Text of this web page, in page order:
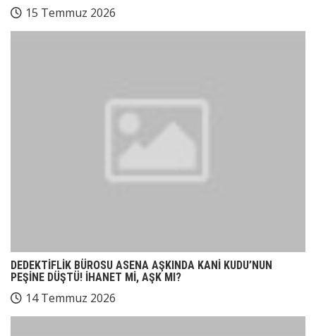
15 Temmuz 2026
DEDEKTİFLİK BÜROSU ASENA AŞKINDA KANİ KUDU’NUN
PEŞİNE DÜŞTÜ! İHANET Mİ, AŞK MI?
14 Temmuz 2026